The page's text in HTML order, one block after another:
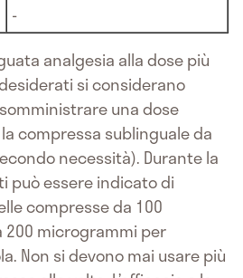
-
analgesia alla dose più
si considerano
una dose
compressa sublinguale da
necessità). Durante la
può essere indicato di
compresse da 100
microgrammi per
Non si devono mai usare più